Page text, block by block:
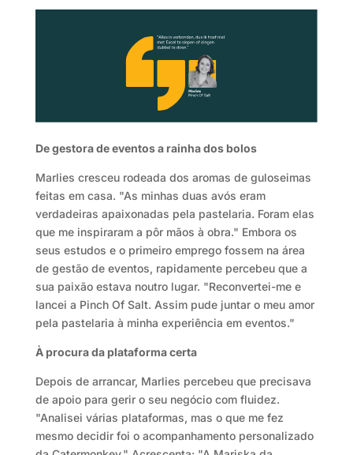
De gestora de eventos a rainha dos bolos
Marlies cresceu rodeada dos aromas de guloseimas
feitas em casa. "As minhas duas avós eram
verdadeiras apaixonadas pela pastelaria. Foram elas
que me inspiraram a pôr mãos à obra." Embora os
seus estudos e o primeiro emprego fossem na área
de gestão de eventos, rapidamente percebeu que a
sua paixão estava noutro lugar. "Reconvertei-me e
lancei a Pinch Of Salt. Assim pude juntar o meu amor
pela pastelaria à minha experiência em eventos."
À procura da plataforma certa
Depois de arrancar, Marlies percebeu que precisava
de apoio para gerir o seu negócio com fluidez.
"Analisei várias plataformas, mas o que me fez
mesmo decidir foi o acompanhamento personalizado